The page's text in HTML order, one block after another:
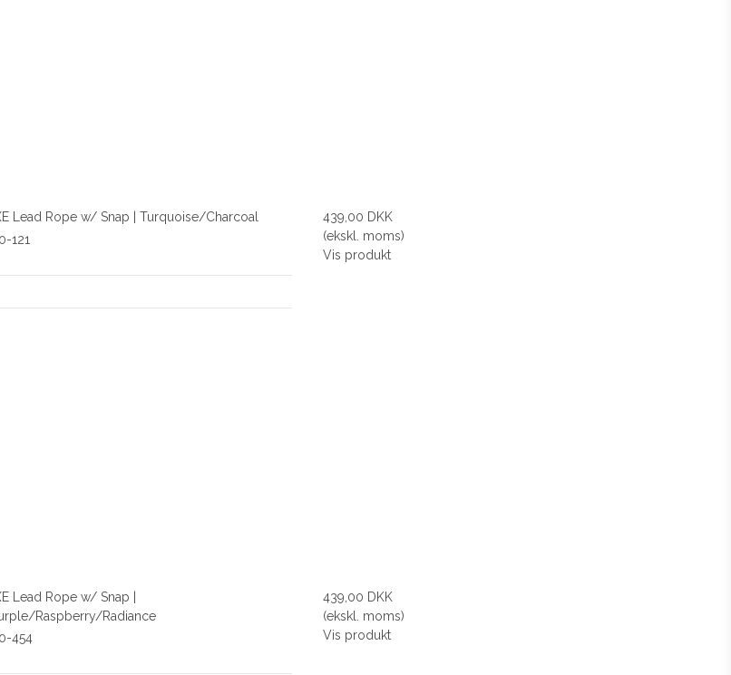
Lead Rope w/ Snap | Turquoise/Charcoal
121
439,00 DKK
(ekskl. moms)
Vis produkt
Lead Rope w/ Snap |
Raspberry/Radiance
454
439,00 DKK
(ekskl. moms)
Vis produkt